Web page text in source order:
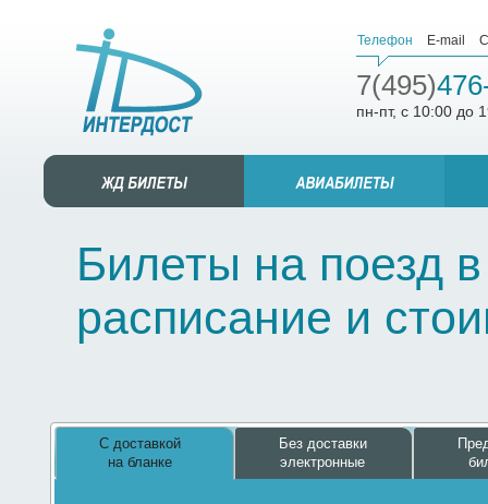
Телефон E-mail
7(495)
пн-пт, с 10:00 до
Билеты на поезд
расписание и
С доставкой
на бланке
Без доставки
электронные